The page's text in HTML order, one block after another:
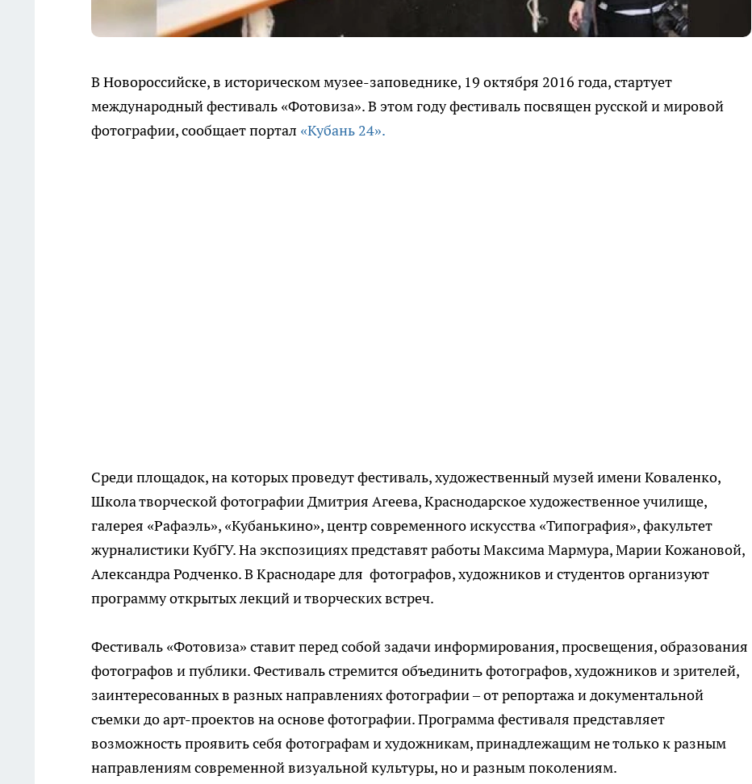
В Новороссийске, в историческом музее-заповеднике, 19 октября 2016 года, стартует
международный фестиваль «Фотовиза». В этом году фестиваль посвящен русской и мировой
фотографии, сообщает портал «Кубань 24».
Среди площадок, на которых проведут фестиваль, художественный музей имени Коваленко,
Школа творческой фотографии Дмитрия Агеева, Краснодарское художественное училище,
галерея «Рафаэль», «Кубанькино», центр современного искусства «Типография», факультет
журналистики КубГУ. На экспозициях представят работы Максима Мармура, Марии Кожановой,
Александра Родченко. В Краснодаре для фотографов, художников и студентов организуют
программу открытых лекций и творческих встреч.
Фестиваль «Фотовиза» ставит перед собой задачи информирования, просвещения, образования
фотографов и публики. Фестиваль стремится объединить фотографов, художников и зрителей,
заинтересованных в разных направлениях фотографии – от репортажа и документальной
съемки до арт-проектов на основе фотографии. Программа фестиваля представляет
возможность проявить себя фотографам и художникам, принадлежащим не только к разным
направлениям современной визуальной культуры, но и разным поколениям.